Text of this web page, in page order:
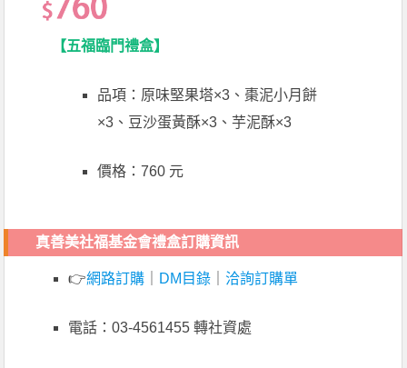
【五福臨門禮盒】
品項：原味堅果塔×3、棗泥小月餅
×3、豆沙蛋黃酥×3、芋泥酥×3
價格：760 元
真善美社福基金會禮盒訂購資訊
👉網路訂購 DM目錄 洽詢訂購單
電話：03-4561455 轉社資處